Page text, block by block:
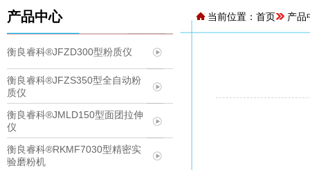
产品中心
衡良睿科®JFZD300型粉质仪
衡良睿科®JFZS350型全自动粉
质仪
衡良睿科®JMLD150型面团拉伸
仪
衡良睿科®RKMF7030型精密实
验磨粉机
当前位置： 首页 产品